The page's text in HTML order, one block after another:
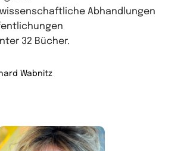
Abhandlungen
32 Bücher.
Wabnitz